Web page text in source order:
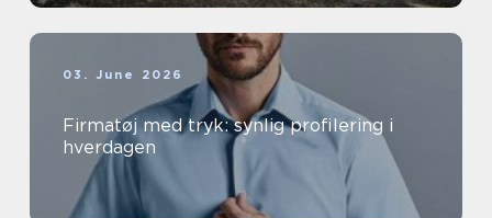
03. June 2026
Firmatøj med tryk: synlig profilering i
hverdagen